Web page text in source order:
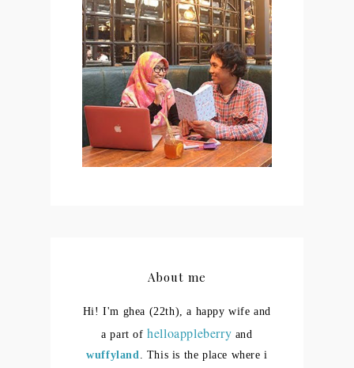
About me
Hi! I'm ghea (22th), a happy wife and
a part ofhelloappleberry and
wuffyland. This is the place where i